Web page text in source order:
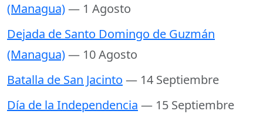
(Managua)— 1 Agosto
Dejada de Santo Domingo de Guzmán
(Managua)— 10 Agosto
Batalla de San Jacinto — 14 Septiembre
Día de la Independencia — 15 Septiembre